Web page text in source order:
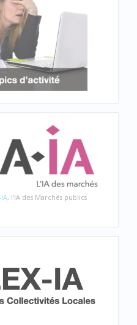
, l'IA des Marchés publics